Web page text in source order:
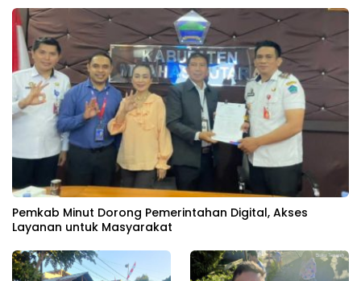
Pemkab Minut Dorong Pemerintahan Digital, Akses
Layanan untuk Masyarakat